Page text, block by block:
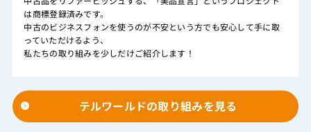
は商標登録済みです。
中古のビジネスフォンを使うのが不安という方でも安心して手に取
っていただけるよう、
私たちの取り組みを少しだけご紹介します！
テルワールドの取り組みを見る